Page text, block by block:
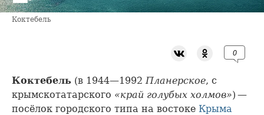
Коктебель
0
Коктебель (в 1944—1992 Планерское, с
крымскотатарского «край голубых холмов») —
посёлок городского типа на востоке Крыма